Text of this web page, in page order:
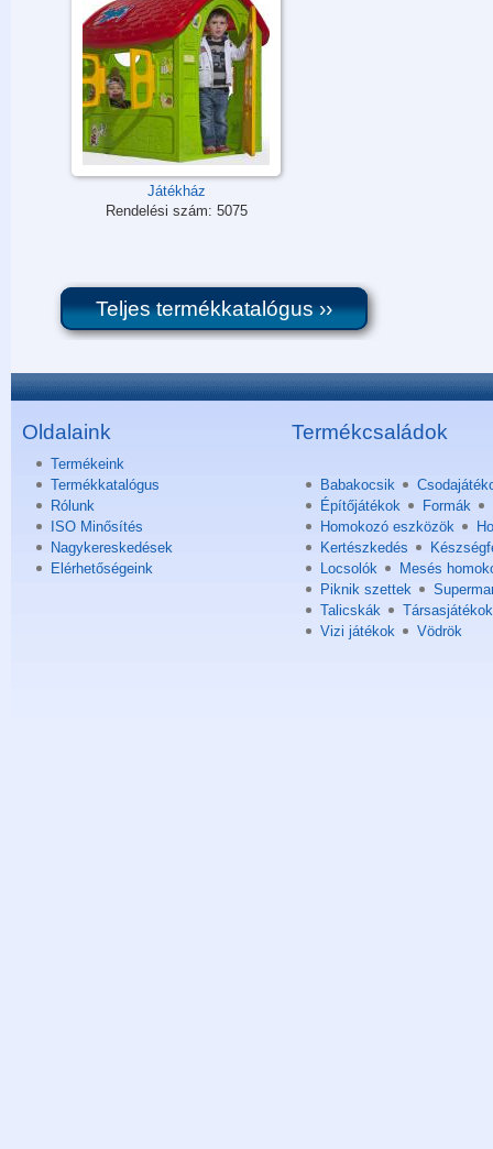
Játékház
Rendelési szám: 5075
Teljes termékkatalógus ››
Oldalaink
Termékeink
Termékkatalógus
Rólunk
ISO Minősítés
Nagykereskedések
Elérhetőségeink
Termékcsaládok
Babakocsik
Építőjátékok
Formák
Homokozó eszközök
Kertészkedés
Locsolók
Mesés
Piknik szettek
Talicskák
Társasjátékok
Vizi játékok
Vödrök